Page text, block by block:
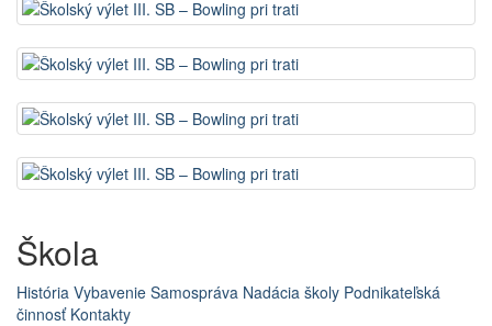
Škola
História Vybavenie Samospráva Nadácia školy Podnikateľská
činnosť Kontakty